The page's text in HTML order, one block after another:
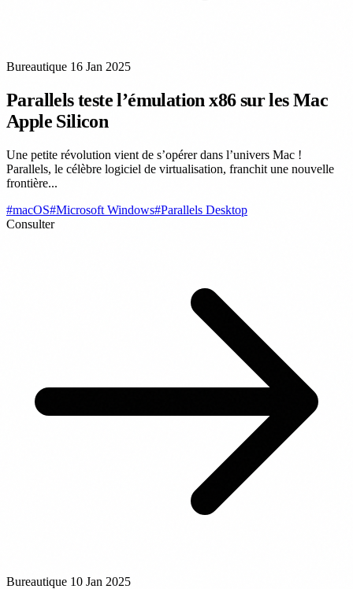
Bureautique 16 Jan 2025
Parallels teste l’émulation x86 sur les Mac
Apple Silicon
Une petite révolution vient de s’opérer dans l’univers Mac !
Parallels, le célèbre logiciel de virtualisation, franchit une nouvelle
frontière...
#macOS#Microsoft Windows#Parallels Desktop
Consulter
Bureautique 10 Jan 2025